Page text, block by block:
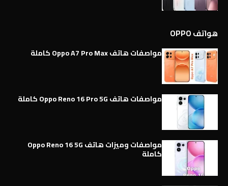
هواتف OPPO
مواصفات هاتف Oppo A7 Pro Max كاملة
مواصفات هاتف Oppo Reno 16 Pro 5G كاملة
مواصفات وميزات هاتف Oppo Reno 16 5G
كاملة